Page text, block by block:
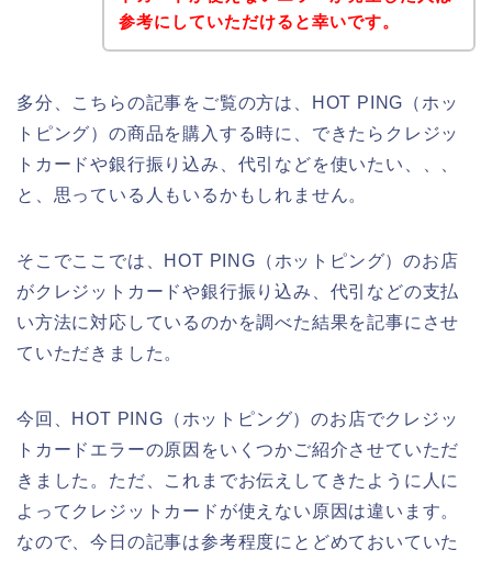
参考にしていただけると幸いです。
多分、こちらの記事をご覧の方は、HOT PING（ホッ
トピング）の商品を購入する時に、できたらクレジッ
トカードや銀行振り込み、代引などを使いたい、、、
と、思っている人もいるかもしれません。
そこでここでは、HOT PING（ホットピング）のお店
がクレジットカードや銀行振り込み、代引などの支払
い方法に対応しているのかを調べた結果を記事にさせ
ていただきました。
今回、HOT PING（ホットピング）のお店でクレジッ
トカードエラーの原因をいくつかご紹介させていただ
きました。ただ、これまでお伝えしてきたように人に
よってクレジットカードが使えない原因は違います。
なので、今日の記事は参考程度にとどめておいていた